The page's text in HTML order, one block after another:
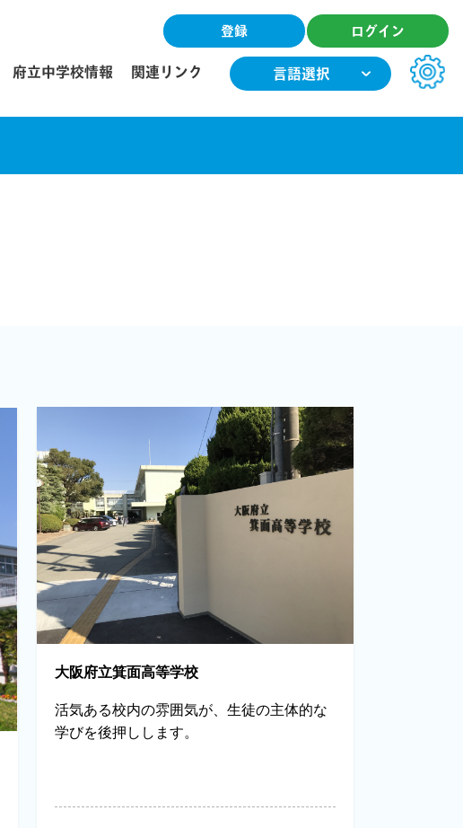
登録 ログイン
府立中学校情報 関連リンク 言語選択
大阪府立箕面高等学校
活気ある校内の雰囲気が、生徒の主体的な
学びを後押しします。